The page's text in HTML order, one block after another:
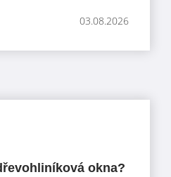
03.08.2026
okna?